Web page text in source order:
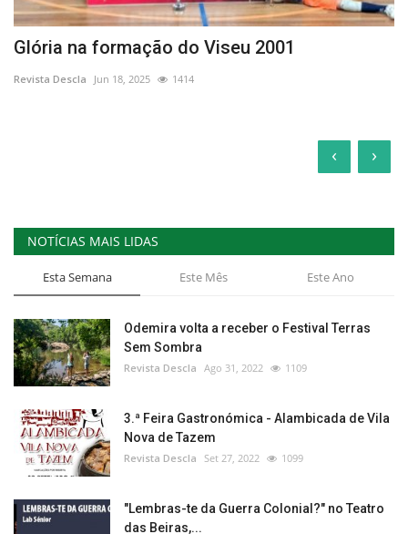
Glória na formação do Viseu 2001
Revista Descla Jun 18, 2025 1414
‹ ›
NOTÍCIAS MAIS LIDAS
Esta Semana Este Mês Este Ano
Odemira volta a receber o Festival Terras
Sem Sombra
Revista Descla Ago 31, 2022 1109
3.ª Feira Gastronómica - Alambicada de Vila
Nova de Tazem
Revista Descla Set 27, 2022 1099
"Lembras-te da Guerra Colonial?" no Teatro
das Beiras,...